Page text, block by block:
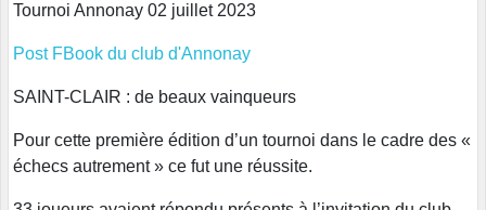
Tournoi Annonay 02 juillet 2023
Post FBook du club d'Annonay
SAINT-CLAIR : de beaux vainqueurs
Pour cette première édition d’un tournoi dans le cadre des «
échecs autrement » ce fut une réussite.